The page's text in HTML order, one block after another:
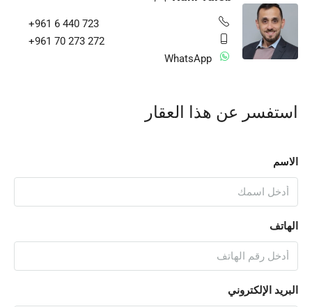
+961 6 440 723
+961 70 273 272
WhatsApp
استفسر عن هذا العقار
الاسم
الهاتف
البريد الإلكتروني